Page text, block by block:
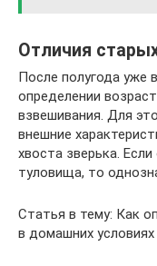
Отличия
После полугода уже
определении
взвешивания. Для
внешние
хвоста зверька.
туловища, то
Статья в тему: Как
в домашних